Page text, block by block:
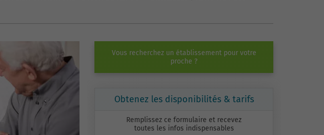
Vous recherchez un établissement pour votre
proche ?
Obtenez les disponibilités & tarifs
Remplissez ce formulaire et recevez
toutes les infos indispensables